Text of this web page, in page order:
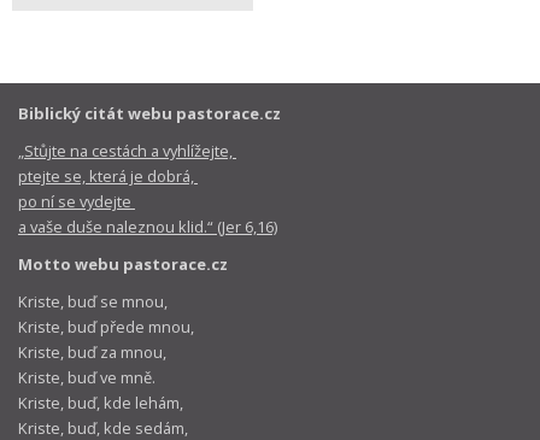
Biblický citát webu pastorace.cz
„Stůjte na cestách a vyhlížejte,
ptejte se, která je dobrá,
po ní se vydejte
a vaše duše naleznou klid.“ (Jer 6,16)
Motto webu pastorace.cz
Kriste, buď se mnou,
Kriste, buď přede mnou,
Kriste, buď za mnou,
Kriste, buď ve mně.
Kriste, buď, kde lehám,
Kriste, buď, kde sedám,